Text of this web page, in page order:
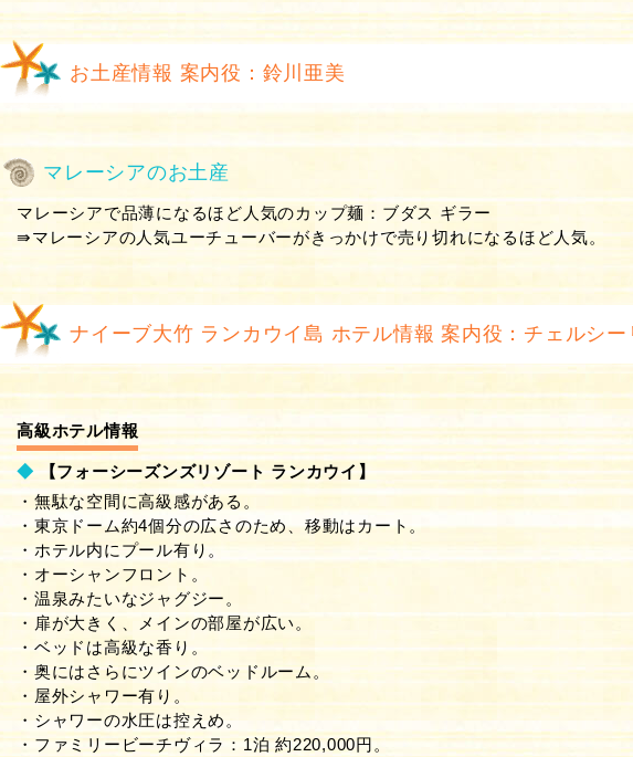
お土産情報 案内役：鈴川亜美
マレーシアのお土産
マレーシアで品薄になるほど人気のカップ麺：ブダス ギラー
⇛マレーシアの人気ユーチューバーがきっかけで売り切れになるほど人気。
ナイーブ大竹 ランカウイ島 ホテル情報 案内役：チェルシー
高級ホテル情報
◆【フォーシーズンズリゾート ランカウイ】
・無駄な空間に高級感がある。
・東京ドーム約4個分の広さのため、移動はカート。
・ホテル内にプール有り。
・オーシャンフロント。
・温泉みたいなジャグジー。
・扉が大きく、メインの部屋が広い。
・ベッドは高級な香り。
・奥にはさらにツインのベッドルーム。
・屋外シャワー有り。
・シャワーの水圧は控えめ。
・ファミリービーチヴィラ：1泊 約220,000円。